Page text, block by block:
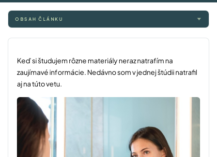
OBSAH ČLÁNKU
Keď si študujem rôzne materiály neraz natrafím na
zaujímavé informácie. Nedávno som v jednej štúdii natrafil
aj na túto vetu.